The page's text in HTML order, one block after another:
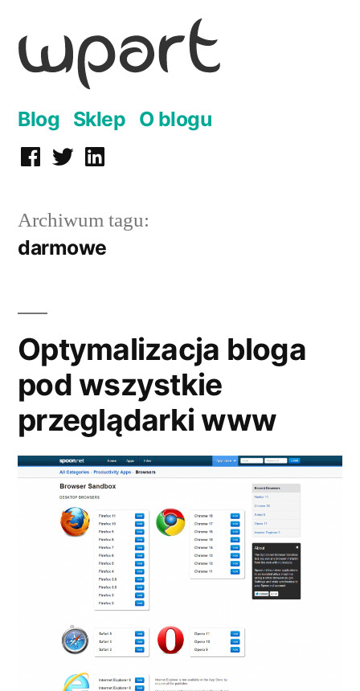
do
treści
Blog Sklep O blogu
Facebook
TwitterLinkedIn
Archiwum tagu:
darmowe
Optymalizacja bloga
pod wszystkie
przeglądarki www